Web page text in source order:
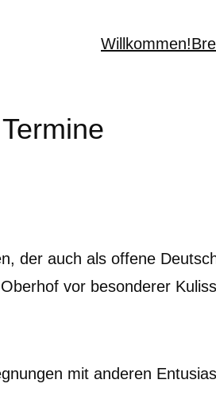
Willkommen!
der auch als offene
vor besonderer
mit anderen